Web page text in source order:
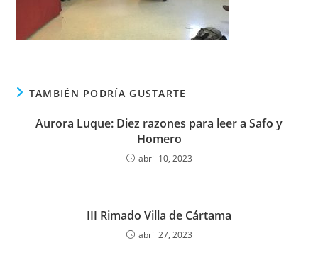
TAMBIÉN PODRÍA GUSTARTE
Aurora Luque: Diez razones para leer a Safo y
Homero
abril 10, 2023
III Rimado Villa de Cártama
abril 27, 2023